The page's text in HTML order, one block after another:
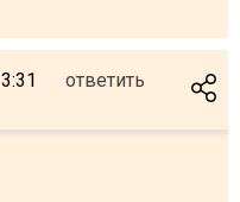
ответить